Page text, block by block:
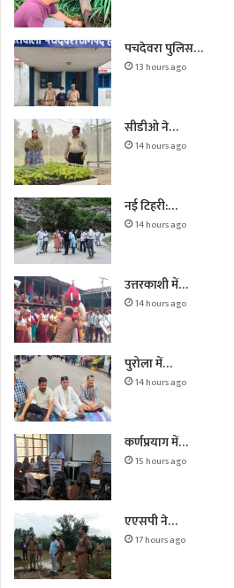
पचदेवरा पुलिस…
13 hours ago
सीडीओ ने…
14 hours ago
नई टिहरी:…
14 hours ago
उत्तरकाशी में…
14 hours ago
पुरोला में…
14 hours ago
कर्णप्रयाग में…
15 hours ago
एएसपी ने…
17 hours ago